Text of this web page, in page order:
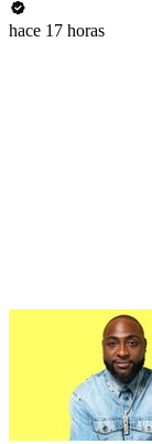
hace 17 horas